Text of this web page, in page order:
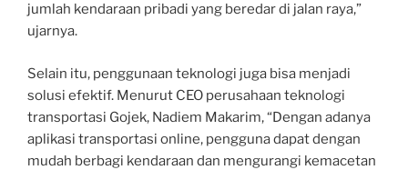
jumlah kendaraan pribadi yang beredar di jalan raya,”
ujarnya.
Selain itu, penggunaan teknologi juga bisa menjadi
solusi efektif. Menurut CEO perusahaan teknologi
transportasi Gojek, Nadiem Makarim, “Dengan adanya
aplikasi transportasi online, pengguna dapat dengan
mudah berbagi kendaraan dan mengurangi kemacetan